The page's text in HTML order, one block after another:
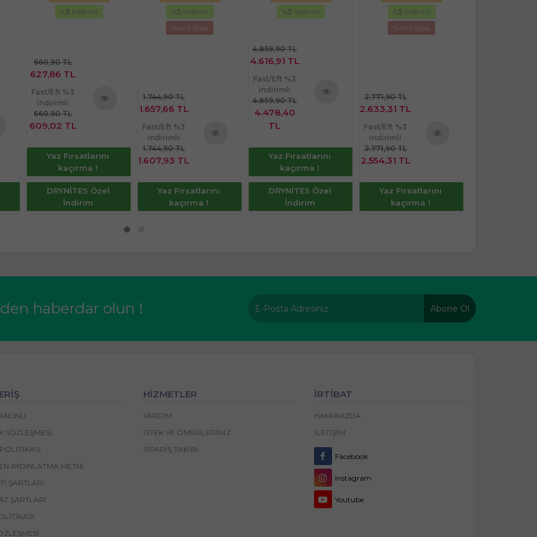
Karşı
%5 İndirim
660,90 TL
627,86 TL
Fast/Eft %3
indirimli
660,90 TL
609,02 TL
Yaz Fırsatlarını
kaçırma !
DRYNİTES Özel
İndirim
%5 İndirim
Sınırlı Stok
1.744,90 TL
1.657,66 TL
Fast/Eft %3
indirimli
1.744,90 TL
1.607,93 TL
Yaz Fırsatlarını
kaçırma !
(9PK*20)
%5 İndirim
4.859,90 TL
4.616,91 TL
Fast/Eft %3
indirimli
4.859,90 TL
4.478,40
TL
Yaz Fırsatlarını
kaçırma !
DRYNİTES Özel
İndirim
%5 İndirim
Sınırlı Stok
2.771,90 TL
2.633,31 TL
Fast/Eft %3
indirimli
2.771,90 TL
2.554,31 TL
Yaz Fırsatlarını
kaçırma !
haberdar olun ! Abone Ol
SÖZLEŞMESI
AYDINLATMA METNI
ŞARTLARI
ŞARTLARI
HİZMETLER
YARDIM
İSTEK VE ÖNERILERINIZ
SIPARIŞ TAKIBI
İRTİBAT
HAKKIMIZDA
İLETIŞIM
Facebook
Instagram
Youtube